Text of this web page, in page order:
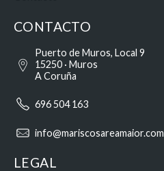
CONTACTO
Puerto de Muros, Local 9
15250 · Muros
A Coruña
696 504 163
info@mariscosareamaior.com
LEGAL